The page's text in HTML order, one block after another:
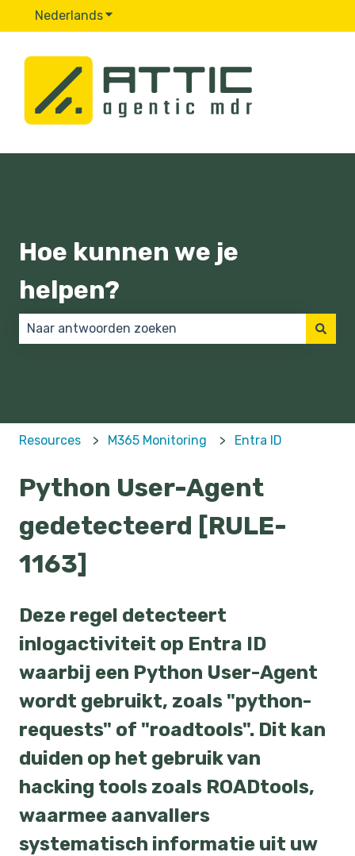
NederlandsSubmenu tonen voor vertalingen
Hoe kunnen we je
helpen?
Resources M365 Monitoring Entra ID
Python User-Agent
gedetecteerd [RULE-
1163]
Deze regel detecteert
inlogactiviteit op Entra ID
waarbij een Python User-Agent
wordt gebruikt, zoals "python-
requests" of "roadtools". Dit kan
duiden op het gebruik van
hacking tools zoals ROADtools,
waarmee aanvallers
systematisch informatie uit uw